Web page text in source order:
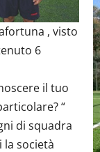
, visto
6
il tuo
“
di squadra
società